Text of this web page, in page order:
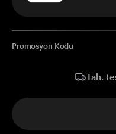
Promosyon Kodu
Tah.